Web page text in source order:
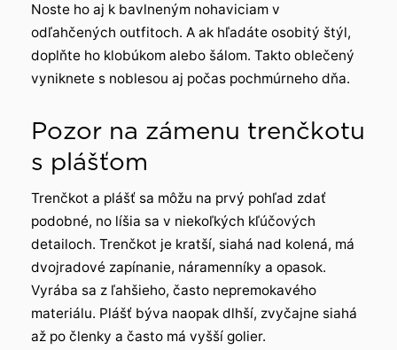
Noste ho aj k bavlneným nohaviciam v
odľahčených outfitoch. A ak hľadáte osobitý štýl,
doplňte ho klobúkom alebo šálom. Takto oblečený
vyniknete s noblesou aj počas pochmúrneho dňa.
Pozor na zámenu trenčkotu
s plášťom
Trenčkot a plášť sa môžu na prvý pohľad zdať
podobné, no líšia sa v niekoľkých kľúčových
detailoch. Trenčkot je kratší, siahá nad kolená, má
dvojradové zapínanie, náramenníky a opasok.
Vyrába sa z ľahšieho, často nepremokavého
materiálu. Plášť býva naopak dlhší, zvyčajne siahá
až po členky a často má vyšší golier.